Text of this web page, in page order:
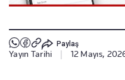
Paylaş
Yayın Tarihi 12 Mayıs,